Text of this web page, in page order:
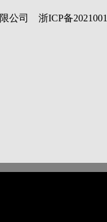
限公司 浙ICP备